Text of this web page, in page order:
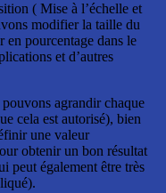
( Mise à l’échelle et
modifier la taille du
en pourcentage dans le
et d’autres
agrandir chaque
cela est autorisé), bien
une valeur
obtenir un bon résultat
peut également être très